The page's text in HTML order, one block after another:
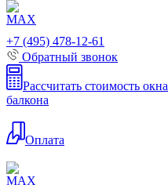
+7 (495) 478-12-61
Обратный звонок
Рассчитать стоимость окна
балкона
Оплата